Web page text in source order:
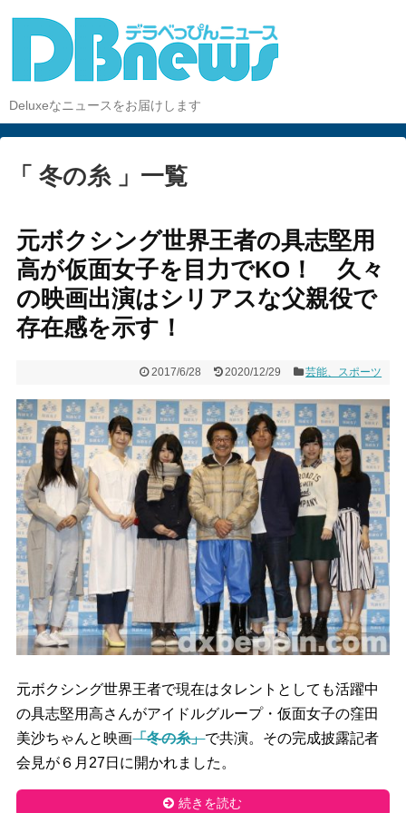
Deluxeなニュースをお届けします
「 冬の糸 」一覧
元ボクシング世界王者の具志堅用
高が仮面女子を目力でKO！ 久々
の映画出演はシリアスな父親役で
存在感を示す！
2017/6/28 2020/12/29 芸能、スポーツ
元ボクシング世界王者で現在はタレントとしても活躍中
の具志堅用高さんがアイドルグループ・仮面女子の窪田
美沙ちゃんと映画「冬の糸」で共演。その完成披露記者
会見が６月 27日に開かれました。
続きを読む